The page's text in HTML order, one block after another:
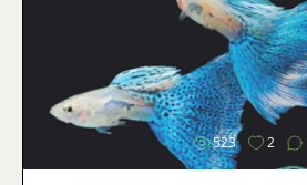
Zdjęcie
523 2